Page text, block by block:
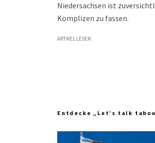
Niedersachsen ist
Komplizen zu fassen.
ARTIKEL LESEN
Entdecke „Let’s talk